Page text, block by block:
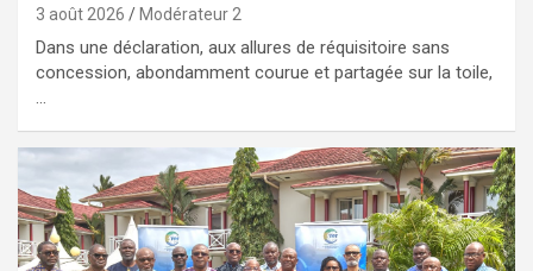
3 août 2026 Modérateur 2
Dans une déclaration, aux allures de réquisitoire sans
concession, abondamment courue et partagée sur la toile,
…